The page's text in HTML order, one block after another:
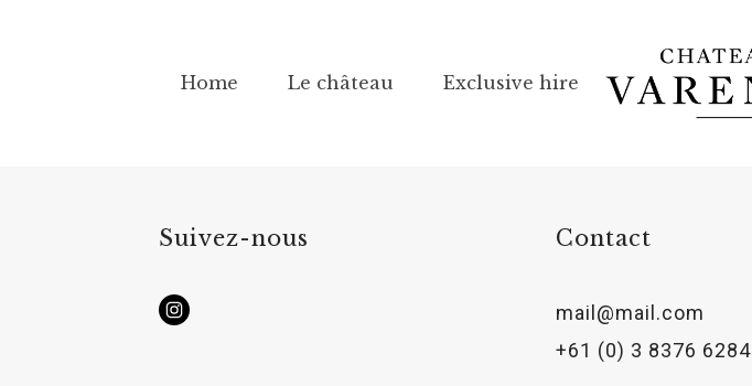
Home Le château Exclusive hire
Suivez-nous Contact
mail@mail.com
+61 (0) 3 8376 6284